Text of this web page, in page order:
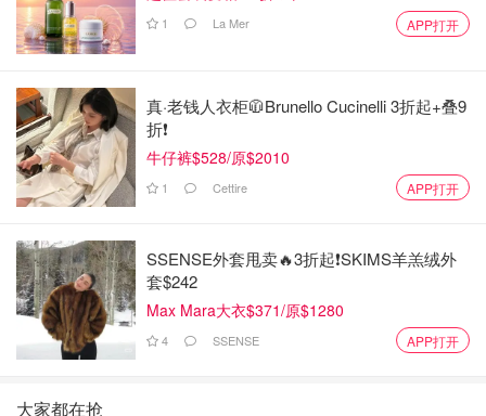
1 La Mer APP打开
真·老钱人衣柜🧥Brunello Cucinelli 3折起+叠9
折❗️
牛仔裤$528/原$2010
1 Cettire APP打开
SSENSE外套甩卖🔥3折起❗SKIMS羊羔绒外
套$242
Max Mara大衣$371/原$1280
4 SSENSE APP打开
大家都在抢